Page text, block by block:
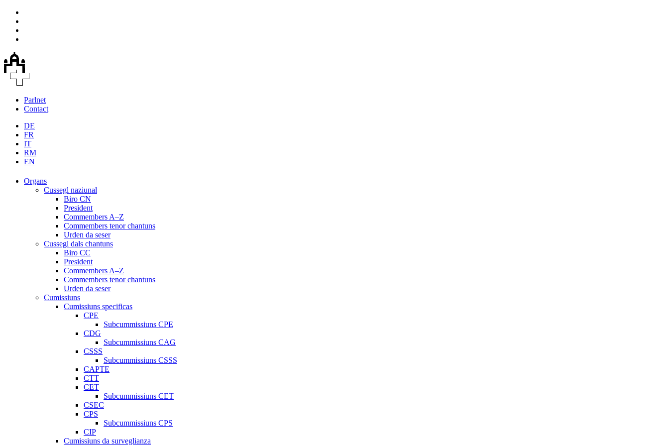
Parlnet
Contact
DE
FR
IT
RM
EN
Organs
Cussegl naziunal
Biro CN
President
Commembers A–Z
Commembers tenor chantuns
Urden da seser
Cussegl dals chantuns
Biro CC
President
Commembers A–Z
Commembers tenor chantuns
Urden da seser
Cumissiuns
Cumissiuns specificas
CPE
Subcummissiuns CPE
CDG
Subcummissiuns CAG
CSSS
Subcummissiuns CSSS
CAPTE
CTT
CET
Subcummissiuns CET
CSEC
CPS
Subcummissiuns CPS
CIP
Cumissiuns da surveglianza